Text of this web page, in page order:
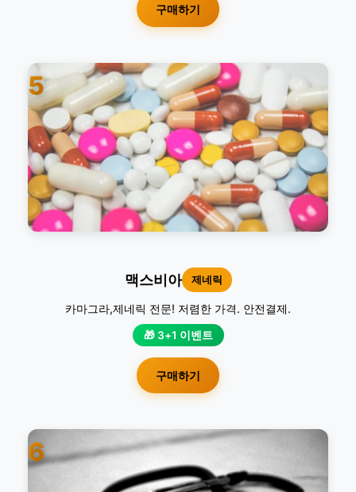
구매하기
5
맥스비아 제네릭
카마그라,제네릭 전문! 저렴한 가격. 안전결제.
🎁 3+1 이벤트
구매하기
6